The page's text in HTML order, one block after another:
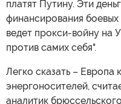
платят Путину. Эти
финансирования боевых
ведет прокси-войну на
против самих себя".
Легко сказать – Европа
энергоносителей,
аналитик